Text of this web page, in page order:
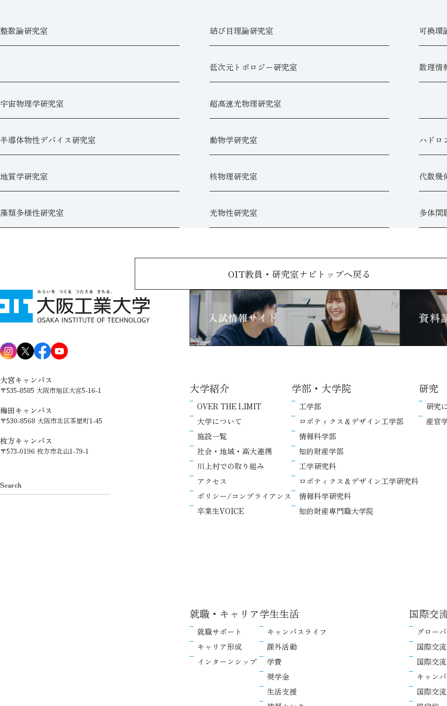
整数論研究室 結び目理論研究室 可換環
低次元トポロジー研究室 数理情
宇宙物理学研究室 超高速光物理研究室
半導体物性デバイス研究室 動物学研究室 ハドロ
地質学研究室 核物理研究室 代数幾
藻類多様性研究室 光物性研究室 多体問
OIT教員・研究室ナビトップへ戻る
大宮キャンパス
〒535-8585 大阪市旭区大宮5-16-1
梅田キャンパス
〒530-8568 大阪市北区茶屋町1-45
枚方キャンパス
〒573-0196 枚方市北山1-79-1
大学紹介
OVER THE LIMIT
大学について
施設一覧
社会・地域・高大連携
川上村での取り組み
アクセス
ポリシー/コンプライアンス
卒業生VOICE
学部・大学院
工学部
ロボティクス＆デザイン工学部
情報科学部
知的財産学部
工学研究科
ロボティクス＆デザイン工学研究科
情報科学研究科
知的財産専門職大学院
研究
研究
産官
就職・キャリア
就職サポート
キャリア形成
インターンシップ
学生生活
キャンパスライフ
課外活動
学費
奨学金
生活支援
国際交
グロー
国際交
国際交
キャン
国際交